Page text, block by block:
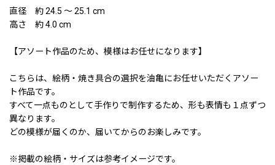
直径 約 24.5 〜 25.1 cm
高さ 約 4.0 cm
【アソート作品のため、模様はお任せになります】
こちらは、絵柄・焼き具合の選択を油亀にお任せいただくアソー
ト作品です。
すべて一点ものとして手作りで制作するため、形も表情も１点ずつ
異なります。
どの模様が届くのか、届いてからのお楽しみです。
※掲載の絵柄・サイズは参考イメージです。